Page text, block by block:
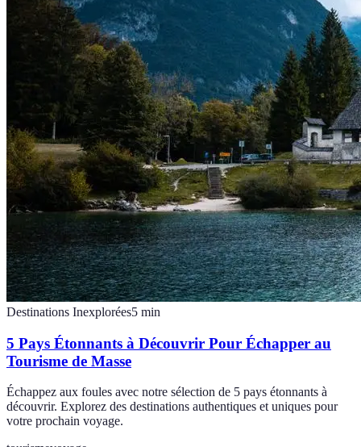
Destinations Inexplorées5 min
5 Pays Étonnants à Découvrir Pour Échapper au
Tourisme de Masse
Échappez aux foules avec notre sélection de 5 pays étonnants à
découvrir. Explorez des destinations authentiques et uniques pour
votre prochain voyage.